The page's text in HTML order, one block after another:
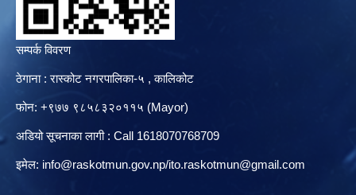
सम्पर्क विवरण
ठेगाना : रास्कोट नगरपालिका-५ , कालिकोट
फोन: +९७७ ९८५८३२०११५ (Mayor)
अडियो सूचनाका लागी : Call 1618070768709
इमेल: info@raskotmun.gov.np/ito.raskotmun@gmail.com